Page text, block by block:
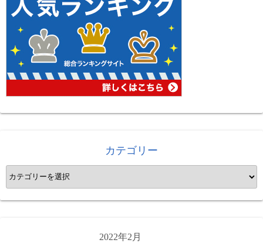
カテゴリー
カ
テ
ゴ
2022年2月